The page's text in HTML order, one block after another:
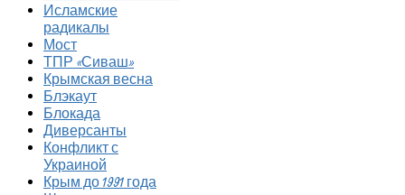
Исламские
радикалы
Мост
ТПР «Сиваш»
Крымская весна
Блэкаут
Блокада
Диверсанты
Конфликт с
Украиной
Крым до 1991 года